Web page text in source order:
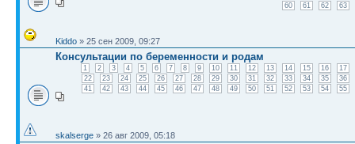
60
61 62 63
Kiddo » 25 сен 2009, 09:27
Консультации по беременности и родам
1 2 3 4 5 6 7 8 9 10 11 12 13 14 15 16
17
22
23 24 25 26 27 28 29 30 31 32 33 34 35
36
41
42 43 44 45 46 47 48 49 50 51 52 53 54 55
skalserge » 26 авг 2009, 05:18